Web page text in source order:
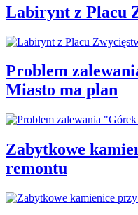
Labirynt z Placu
Problem
Miasto ma plan
Zabytkowe
remontu